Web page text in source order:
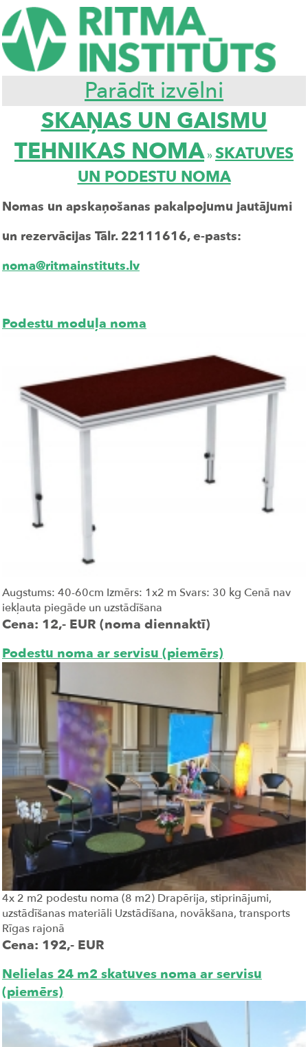
Parādīt izvēlni
SKAŅAS UN GAISMU
TEHNIKAS NOMA»SKATUVES
UN PODESTU NOMA
Nomas un apskaņošanas pakalpojumu jautājumi
un rezervācijas Tālr. 22111616, e-pasts:
noma@ritmainstituts.lv
Podestu moduļa noma
Augstums: 40-60cm Izmērs: 1x2 m Svars: 30 kg Cenā nav
iekļauta piegāde un uzstādīšana
Cena: 12,- EUR (noma diennaktī)
Podestu noma ar servisu (piemērs)
4x 2 m2 podestu noma (8 m2) Drapērija, stiprinājumi,
uzstādīšanas materiāli Uzstādīšana, novākšana, transports
Rīgas rajonā
Cena: 192,- EUR
Nelielas 24 m2 skatuves noma ar servisu
(piemērs)